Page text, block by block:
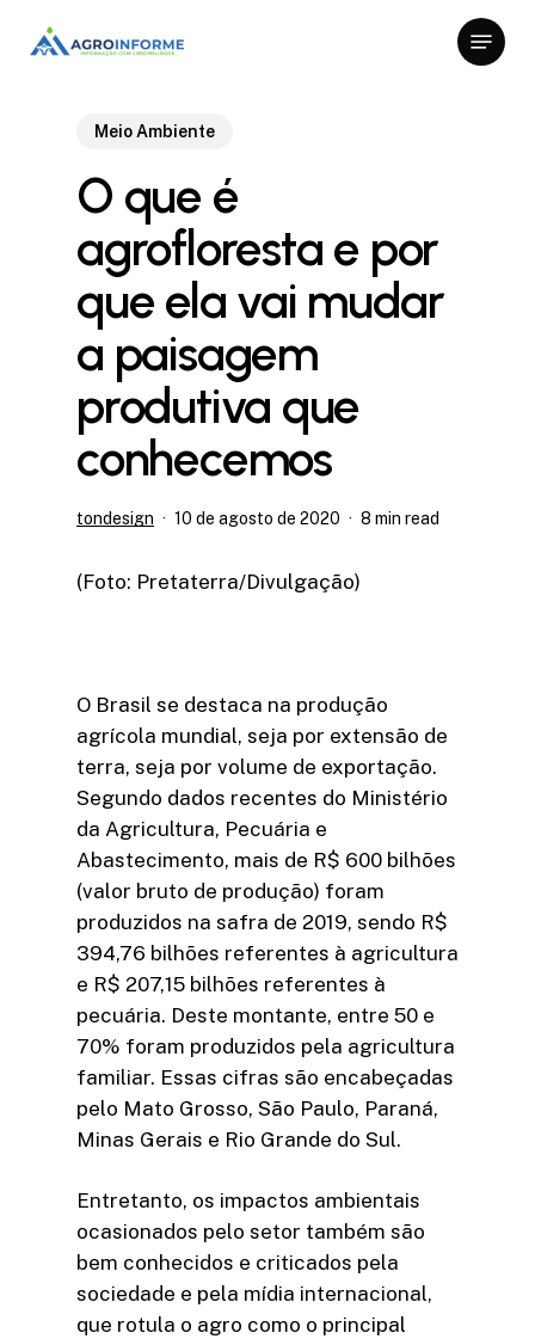
Menu
Meio Ambiente
O que é
agrofloresta e por
que ela vai mudar
a paisagem
produtiva que
conhecemos
tondesign 10 de agosto de 2020 8 min read
(Foto: Pretaterra/Divulgação)
O Brasil se destaca na produção
agrícola mundial, seja por extensão de
terra, seja por volume de exportação.
Segundo dados recentes do Ministério
da Agricultura, Pecuária e
Abastecimento, mais de R$ 600 bilhões
(valor bruto de produção) foram
produzidos na safra de 2019, sendo R$
394,76 bilhões referentes à agricultura
e R$ 207,15 bilhões referentes à
pecuária. Deste montante, entre 50 e
70% foram produzidos pela agricultura
familiar. Essas cifras são encabeçadas
pelo Mato Grosso, São Paulo, Paraná,
Minas Gerais e Rio Grande do Sul.
Entretanto, os impactos ambientais
ocasionados pelo setor também são
bem conhecidos e criticados pela
sociedade e pela mídia internacional,
que rotula o agro como o principal